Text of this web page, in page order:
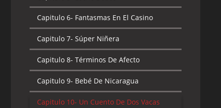
Capitulo 6- Fantasmas En El Casino
Capitulo 7- Súper Niñera
Capitulo 8- Términos De Afecto
Capitulo 9- Bebé De Nicaragua
Capitulo 10- Un Cuento De Dos Vacas